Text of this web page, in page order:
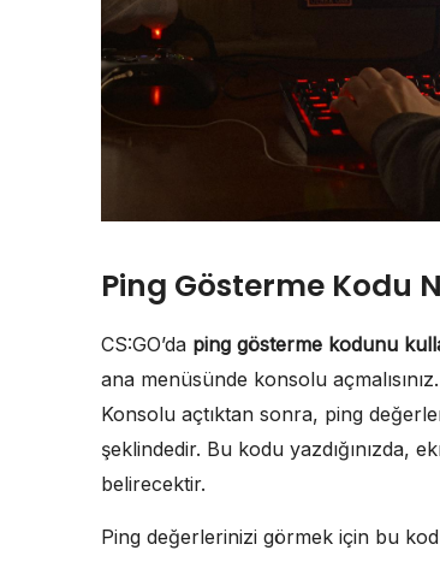
Ping Gösterme Kodu
CS:GO’da ping gösterme kodunu
ana menüsünde konsolu
Konsolu açtıktan sonra, ping
şeklindedir. Bu kodu yazdığınızda,
belirecektir.
Ping değerlerinizi görmek için bu